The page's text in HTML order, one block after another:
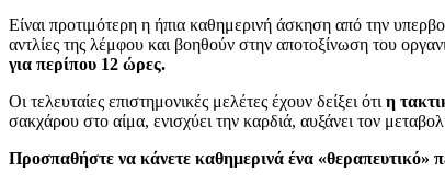
Είναι προτιμότερη η ήπια καθημερινή άσκηση από την
αντλίες της λέμφου και βοηθούν στην αποτοξίνωση του
για περίπου 12 ώρες.
Οι τελευταίες επιστημονικές μελέτες έχουν δείξει ότι η
σακχάρου στο αίμα, ενισχύει την καρδιά, αυξάνει τον
Προσπαθήστε να κάνετε καθημερινά ένα «θεραπευτικό»